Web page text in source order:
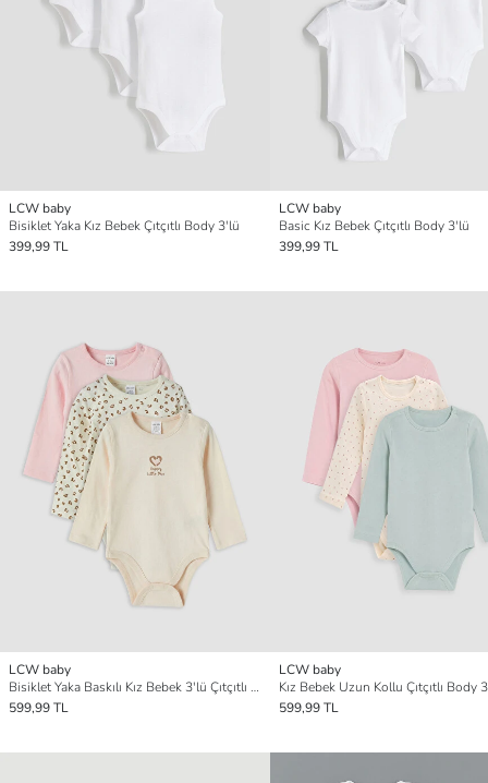
LCW baby
Bisiklet Yaka Kız Bebek Çıtçıtlı Body 3'lü
399,99 TL
LCW baby
Basic Kız Bebek Çıtçıtlı Body 3'lü
399,99 TL
LCW baby
Bisiklet Yaka Baskılı Kız Bebek 3'lü Çıtçıtlı Body
599,99 TL
LCW baby
Kız Bebek Uzun Kollu Çıtçıtlı Body
599,99 TL